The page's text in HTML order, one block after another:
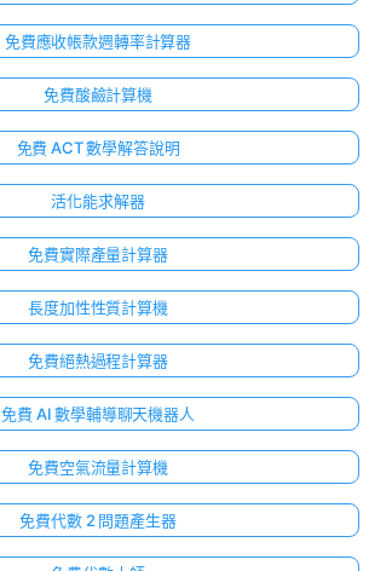
免費應收帳款週轉率計算器
免費酸鹼計算機
免費 ACT 數學解答說明
活化能求解器
免費實際產量計算器
長度加性性質計算機
免費絕熱過程計算器
免費 AI 數學輔導聊天機器人
免費空氣流量計算機
免費代數 2 問題產生器